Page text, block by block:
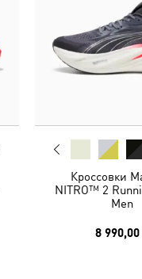
Кроссовки
NITRO™ 2
Men
8 990,00